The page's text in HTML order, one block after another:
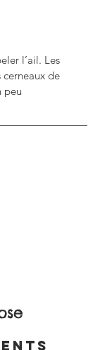
l’ail. Les
cerneaux de
peu